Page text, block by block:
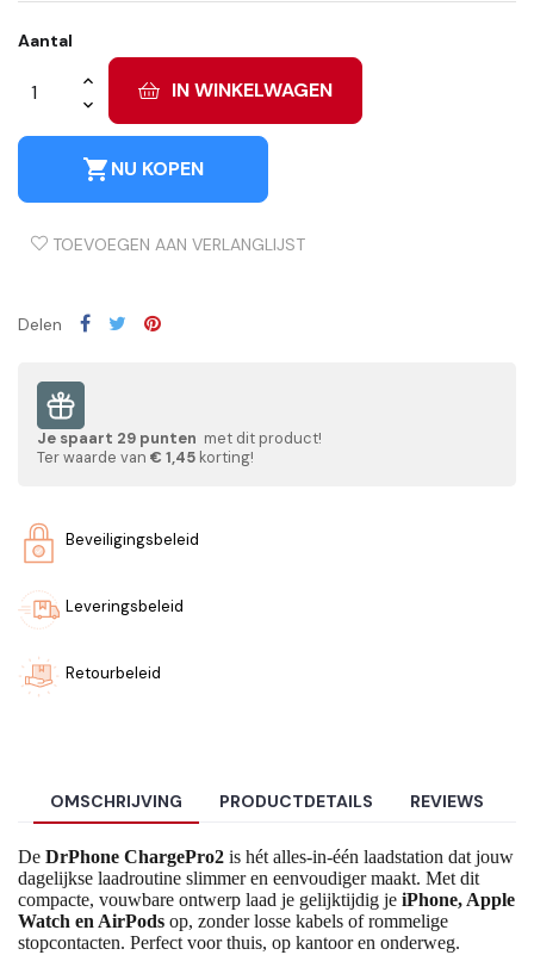
Aantal
IN WINKELWAGEN
shopping_cartNU KOPEN
TOEVOEGEN AAN VERLANGLIJST
Delen
Je spaart 29 punten met dit product!
Ter waarde van € 1,45 korting!
Beveiligingsbeleid
Leveringsbeleid
Retourbeleid
OMSCHRIJVING PRODUCTDETAILS REVIEWS
De DrPhone ChargePro2 is hét alles-in-één laadstation dat jouw
dagelijkse laadroutine slimmer en eenvoudiger maakt. Met dit
compacte, vouwbare ontwerp laad je gelijktijdig je iPhone, Apple
Watch en AirPods op, zonder losse kabels of rommelige
stopcontacten. Perfect voor thuis, op kantoor en onderweg.